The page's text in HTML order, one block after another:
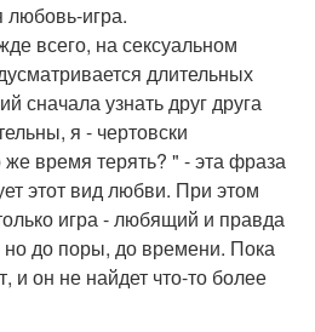
игра.
всего, на сексуальном
длительных
сначала узнать друг друга
я - чертовски
же время терять? " - эта фраза
этот вид любви. При этом
игра - любящий и правда
но до поры, до времени. Пока
и он не найдет что-то более